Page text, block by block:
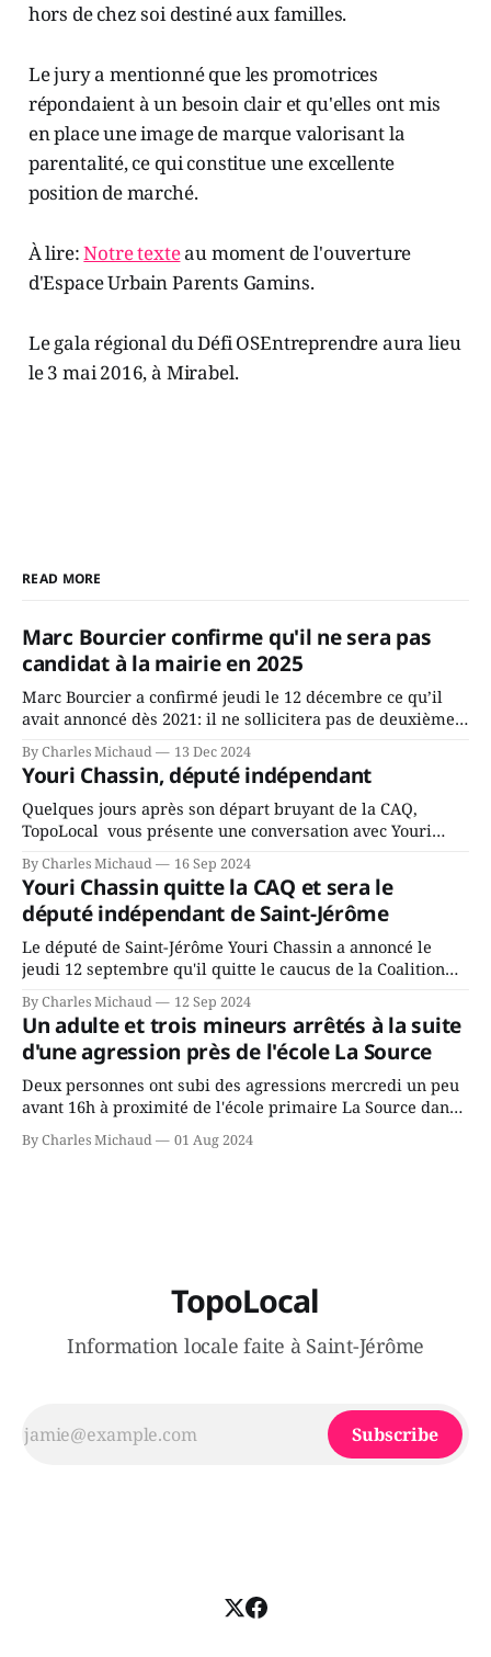
hors de chez soi destiné aux familles.
Le jury a mentionné que les promotrices
répondaient à un besoin clair et qu'elles ont mis
en place une image de marque valorisant la
parentalité, ce qui constitue une excellente
position de marché.
À lire:Notre texteau moment de l'ouverture
d'Espace Urbain Parents Gamins.
Le gala régional du Défi OSEntreprendre aura lieu
le 3 mai 2016, à Mirabel.
READ MORE
Marc Bourcier confirme qu'il ne sera pas
candidat à la mairie en 2025
Marc Bourcier a confirmé jeudi le 12 décembre ce qu’il
avait annoncé dès 2021: il ne sollicitera pas de deuxième
mandat à titre de maire de Saint-Jérôme. Bourcier en a
fait l’annonce en s’adressant aux employés de la ville,
rassemblés en soirée pour leur traditionnel souper
By Charles Michaud 13 Dec 2024
Youri Chassin, député indépendant
Quelques jours après son départ bruyant de la CAQ,
TopoLocal vous présente une conversation avec Youri
Chassin. Nous avons causé de sa décision. Y songeait-il
depuis longtemps? Sera-t-il candidat indépendant dans 2
ans? Joindrait-il un autre parti, par exemple les
conservateurs d’Éric Duhaime? Que lui
By Charles Michaud 16 Sep 2024
Youri Chassin quitte la CAQ et sera le
député indépendant de Saint-Jérôme
Le député de Saint-Jérôme Youri Chassin a annoncé le
jeudi 12 septembre qu'il quitte le caucus de la Coalition
Avenir Québec de François Legault parce qu'il est déçu du
gouvernement de la CAQ, surtout de son incapacité, qu'il
juge chronique, à offrir des
By Charles Michaud 12 Sep 2024
Un adulte et trois mineurs arrêtés à la suite
d'une agression près de l'école La Source
Deux personnes ont subi des agressions mercredi un peu
avant 16h à proximité de l'école primaire La Source dans
le secteur Bellefeuille de Saint-Jérôme. L'une de deux
victimes aurait été écrasée sous un véhicule et aspergée
By Charles Michaud 01 Aug 2024
TopoLocal
Information locale faite à Saint-Jérôme
Subscribe